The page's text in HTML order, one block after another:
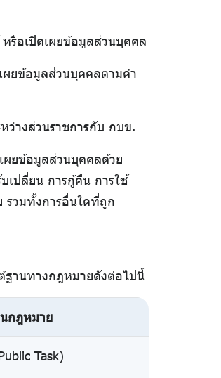
รือเปิดเผยข้อมูลส่วนบุคคล
ผยข้อมูลส่วนบุคคลตามคำ
ว่างส่วนราชการกับ กบข.
ผยข้อมูลส่วนบุคคลด้วย
เปลี่ยน การกู้คืน การใช้
รวมทั้งการอื่นใดที่ถูก
ฐานทางกฎหมายดังต่อไปนี้
กฎหมาย
Task)